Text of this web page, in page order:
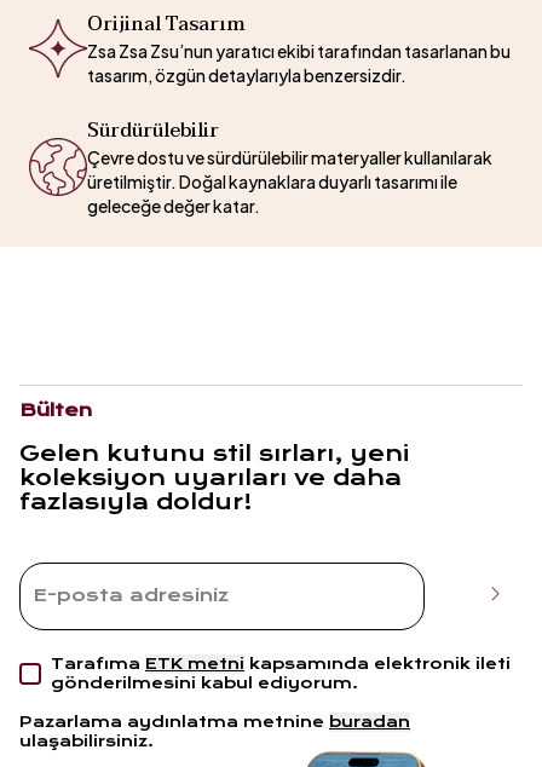
Orijinal Tasarım
Zsa Zsa Zsu’nun yaratıcı ekibi tarafından tasarlanan bu
tasarım, özgün detaylarıyla benzersizdir.
Sürdürülebilir
Çevre dostu ve sürdürülebilir materyaller kullanılarak
üretilmiştir. Doğal kaynaklara duyarlı tasarımı ile
geleceğe değer katar.
Bülten
Gelen kutunu stil sırları, yeni
koleksiyon uyarıları ve daha
fazlasıyla doldur!
Tarafıma ETK metni kapsamında elektronik ileti
gönderilmesini kabul ediyorum.
Pazarlama aydınlatma metnine buradan
ulaşabilirsiniz.